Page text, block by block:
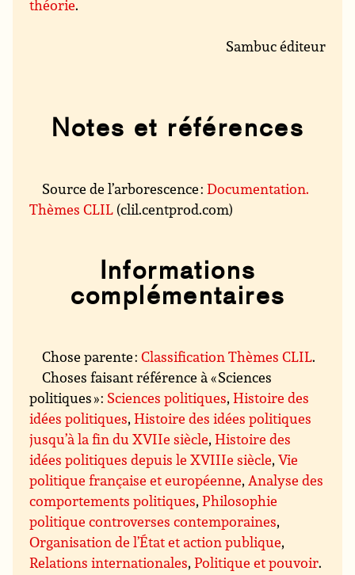
théorie.
Sambuc éditeur
Notes et références
Source de l’arborescence :Documentation.
Thèmes CLIL (clil.centprod.com)
Informations
complémentaires
Chose parente :Classification Thèmes CLIL.
Choses faisant référence à « Sciences
politiques » : Sciences politiques,Histoire des
idées politiques,Histoire des idées politiques
jusqu’à la fin du XVIIe siècle,Histoire des
idées politiques depuis le XVIIIe siècle,Vie
politique française et européenne, Analyse des
comportements politiques,Philosophie
politique controverses contemporaines,
Organisation de l’État et action publique,
Relations internationales,Politique et pouvoir.